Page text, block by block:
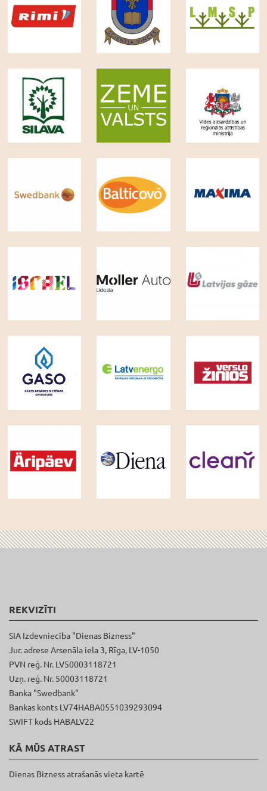
REKVIZĪTI
SIA Izdevniecība "Dienas Bizness"
Jur. adrese Arsenāla iela 3, Rīga, LV-1050
PVN reģ. Nr. LV50003118721
Uzņ. reģ. Nr. 50003118721
Banka "Swedbank"
Bankas konts LV74HABA0551039293094
SWIFT kods HABALV22
KĀ MŪS ATRAST
Dienas Bizness atrašanās vieta kartē